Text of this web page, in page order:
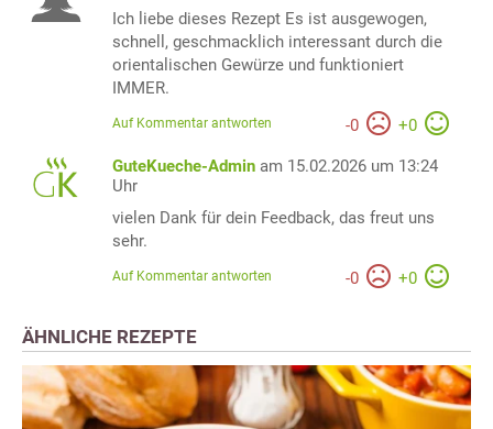
Ich liebe dieses Rezept Es ist ausgewogen,
schnell, geschmacklich interessant durch die
orientalischen Gewürze und funktioniert
IMMER.
-0 +0
Auf Kommentar antworten
GuteKueche-Admin am 15.02.2026 um 13:24
Uhr
vielen Dank für dein Feedback, das freut uns
sehr.
-0 +0
Auf Kommentar antworten
ÄHNLICHE REZEPTE